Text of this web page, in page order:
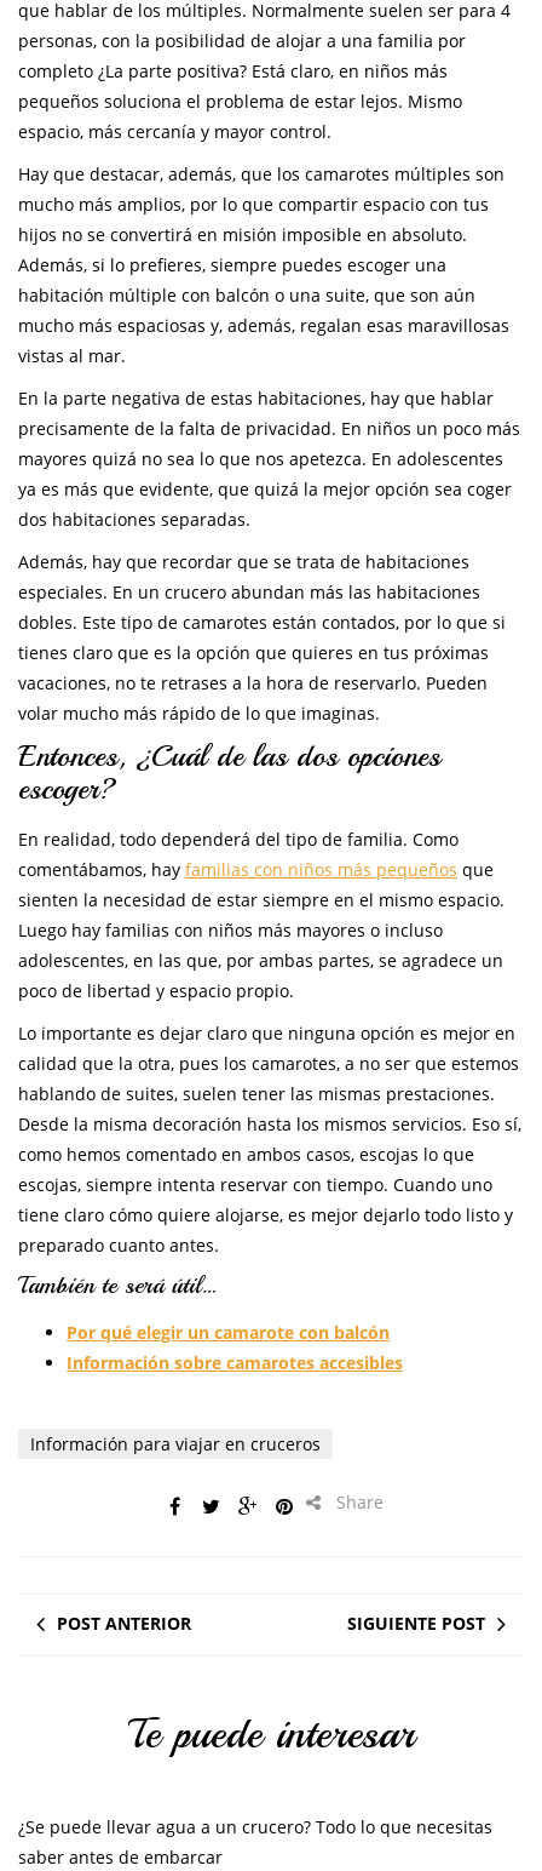
que hablar de los múltiples. Normalmente suelen ser para 4
personas, con la posibilidad de alojar a una familia por
completo ¿La parte positiva? Está claro, en niños más
pequeños soluciona el problema de estar lejos. Mismo
espacio, más cercanía y mayor control.
Hay que destacar, además, que los camarotes múltiples son
mucho más amplios, por lo que compartir espacio con tus
hijos no se convertirá en misión imposible en absoluto.
Además, si lo prefieres, siempre puedes escoger una
habitación múltiple con balcón o una suite, que son aún
mucho más espaciosas y, además, regalan esas maravillosas
vistas al mar.
En la parte negativa de estas habitaciones, hay que hablar
precisamente de la falta de privacidad. En niños un poco más
mayores quizá no sea lo que nos apetezca. En adolescentes
ya es más que evidente, que quizá la mejor opción sea coger
dos habitaciones separadas.
Además, hay que recordar que se trata de habitaciones
especiales. En un crucero abundan más las habitaciones
dobles. Este tipo de camarotes están contados, por lo que si
tienes claro que es la opción que quieres en tus próximas
vacaciones, no te retrases a la hora de reservarlo. Pueden
volar mucho más rápido de lo que imaginas.
Entonces, ¿Cuál de las dos opciones
escoger?
En realidad, todo dependerá del tipo de familia. Como
comentábamos, hay familias con niños más pequeños que
sienten la necesidad de estar siempre en el mismo espacio.
Luego hay familias con niños más mayores o incluso
adolescentes, en las que, por ambas partes, se agradece un
poco de libertad y espacio propio.
Lo importante es dejar claro que ninguna opción es mejor en
calidad que la otra, pues los camarotes, a no ser que estemos
hablando de suites, suelen tener las mismas prestaciones.
Desde la misma decoración hasta los mismos servicios. Eso sí,
como hemos comentado en ambos casos, escojas lo que
escojas, siempre intenta reservar con tiempo. Cuando uno
tiene claro cómo quiere alojarse, es mejor dejarlo todo listo y
preparado cuanto antes.
También te será útil…
Por qué elegir un camarote con balcón
Información sobre camarotes accesibles
Información para viajar en cruceros
Share
POST ANTERIOR SIGUIENTE POST
Te puede interesar
¿Se puede llevar agua a un crucero? Todo lo que necesitas
saber antes de embarcar